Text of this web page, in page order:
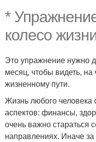
*
колесо
Это упражнение нужно
месяц, чтобы видеть,
жизненному пути.
Жизнь любого человека
аспектов: финансы,
очень важно стараться
направлениях. Иначе